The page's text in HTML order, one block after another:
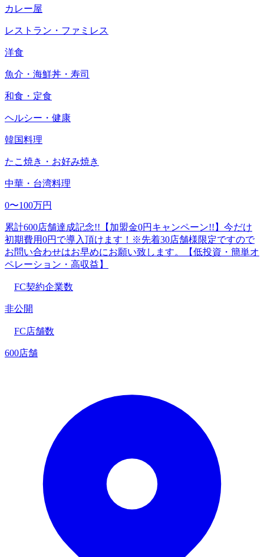
カレー屋
レストラン・ファミレス
洋食
魚介・海鮮丼・寿司
和食・定食
ヘルシー・健康
韓国料理
たこ焼き・お好み焼き
中華・台湾料理
0〜100万円
累計600店舗達成記念!!【加盟金0円キャンペーン!!】今だけ
初期費用0円で導入頂けます！※先着30店舗様限定ですので
お問い合わせはお早めにお願い致します。【低投資・簡単オ
ペレーション・高収益】
FC契約企業数
非公開
FC店舗数
600店舗